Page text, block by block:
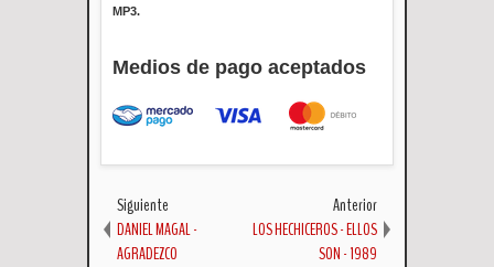
MP3.
Medios de pago aceptados
Siguiente
DANIEL MAGAL -
AGRADEZCO
Anterior
LOS HECHICEROS - ELLOS
SON - 1989